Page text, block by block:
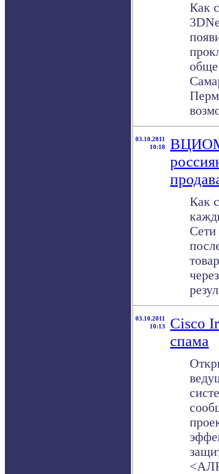
Как
03.10.2011
10:18
Как
Сети
03.10.2011
10:13
Cisco
спама